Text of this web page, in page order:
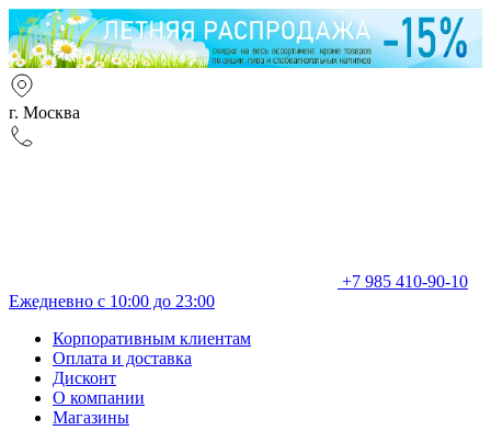
г. Москва
+7 985 410-90-10
Ежедневно с 10:00 до 23:00
Корпоративным клиентам
Оплата и доставка
Дисконт
О компании
Магазины